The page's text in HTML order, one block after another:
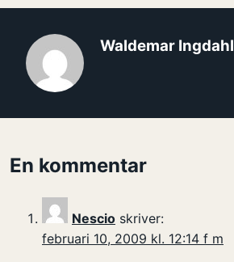
Waldemar Ingdahl
En kommentar
Nescio skriver:
februari 10, 2009 kl. 12:14 f m